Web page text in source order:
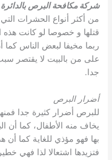
شركة مكافحة البرص بالدائرة
من أكثر أنواع الحشرات
قتلها و خصوصا لو كانت هذه
ربما مخيفا لبعض الناس كما
على من بالبيت لا يقتصر
جدا.
أضرار البرص
للبرص أضرار كثيرة جدا
يخاف منه الأطفال، كما أن
بها فهو مؤذي للغاية كما أن
فتزيدها اشتعالا لذا فهي